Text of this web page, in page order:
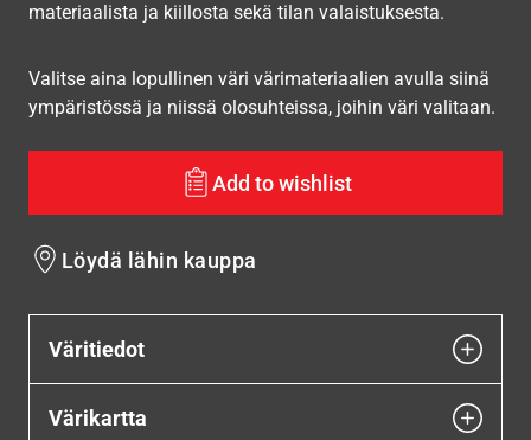
materiaalista ja kiillosta sekä tilan valaistuksesta.
Valitse aina lopullinen väri värimateriaalien avulla siinä
ympäristössä ja niissä olosuhteissa, joihin väri valitaan.
Add to wishlist
Löydä lähin kauppa
Väritiedot
Värikartta